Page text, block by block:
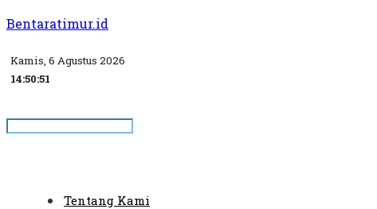
Bentaratimur.id
Kamis, 6 Agustus 2026
14:50:52
Tentang Kami